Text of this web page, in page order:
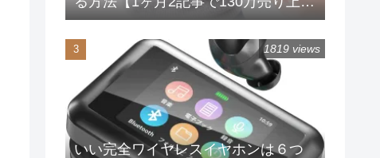
るテクニック】
いい完全ワイヤレスイヤホンは６つ
1819 views